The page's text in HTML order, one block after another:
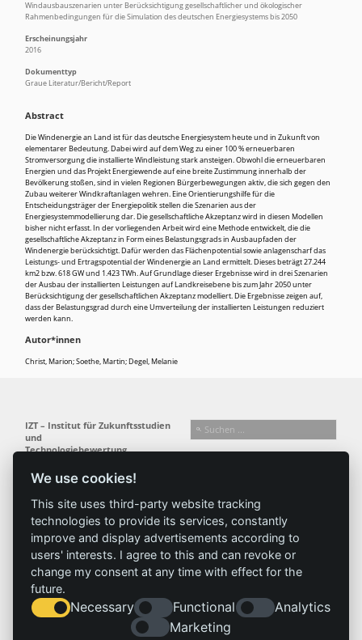
Abstract
Die Windenergie an Land ist für das deutsche Energiesystem heute und in Zukunft von
elementarer Bedeutung. Dabei wird auf dem Weg zu einer 100 % erneuerbaren
Stromversorgung die installierte Windleistung stark ansteigen. Obwohl die erneuerbaren
Energien und das Projekt Energiewende auf eine breite Zustimmung innerhalb der
Bevölkerung stoßen, sind in vielen Regionen Bürgerbewegungen aktiv, die sich gegen den
Zubau weiterer Windkraftanlagen wehren. Eine Orientierungshilfe für die
Entscheidungsträger der Energiepolitik stellen die Szenarien aus der
Energiesystemmodellierung dar. Die gesellschaftliche Akzeptanz wird in diesen Modellen
bisher nicht erfasst. In der vorliegenden Arbeit wird eine Methode entwickelt, die die
gesellschaftliche Akzeptanz in Form eines Belastungsgrads in Ausbaupfaden der
Windenergie berücksichtigt. Dafür werden das Flächenpotential sowie anlagenscharf das
Leistungs- und Ertragspotential der Windenergie an Land ermittelt. Dieses beträgt 27.244
km2 bzw. 618 GW und 1.423 TWh. Auf Grundlage dieser Ergebnisse wird in drei Szenarien
der Ausbau der installierten Leistungen auf Landkreisebene bis zum Jahr 2050 unter
Berücksichtigung der gesellschaftlichen Akzeptanz modelliert. Die Ergebnisse zeigen auf,
dass der Belastungsgrad durch eine Umverteilung der installierten Leistungen reduziert
werden kann.
Autor*innen
Christ, Marion; Soethe, Martin; Degel, Melanie
Windausbauszenarien unter Berücksichtigung gesellschaftlicher und ökologischer
Rahmenbedingungen für die Simulation des deutschen Energiesystems bis 2050
Erscheinungsjahr
2016
Dokumenttyp
Graue Literatur/Bericht/Report
We use cookies!
This site uses third-party website tracking
technologies to provide its services, constantly
improve and display advertisements according to
users' interests. I agree to this and can revoke or
change my consent at any time with effect for the
future.
Necessary Functional
Analytics
Marketing
IZT – Institut für Zukunftsstudien
und
Technologiebewertung
Busseallee 1 · 14163 Berlin
info@izt.de| www.izt.de
Institut
Profil
Team
Gremien
Forschung
Forschungsfelder
Referenz
Ergebnisse
Projekte
Aktuelles
News